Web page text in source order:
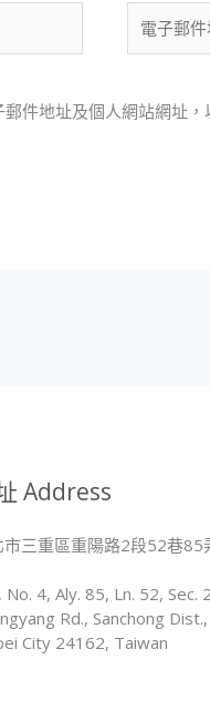
地
件地址及個人網站網址，
Address
市三重區重陽路2段52巷85
No. 4, Aly. 85, Ln. 52, Sec.
Rd., Sanchong
City 24162, Taiwan